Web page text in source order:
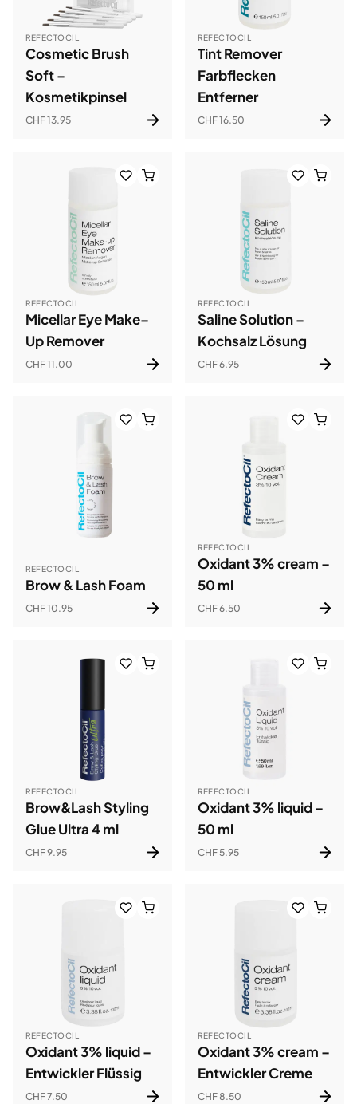
REFECTOCIL
Cosmetic Brush
Soft –
Kosmetikpinsel
CHF 13.95
REFECTOCIL
Tint Remover
Farbflecken
Entferner
CHF 16.50
REFECTOCIL
Micellar Eye Make–
Up Remover
CHF 11.00
REFECTOCIL
Saline Solution –
Kochsalz Lösung
CHF 6.95
REFECTOCIL
Brow & Lash Foam
CHF 10.95
REFECTOCIL
Oxidant 3% cream –
50 ml
CHF 6.50
REFECTOCIL
Brow&Lash Styling
Glue Ultra 4 ml
CHF 9.95
REFECTOCIL
Oxidant 3% liquid –
50 ml
CHF 5.95
REFECTOCIL
Oxidant 3% liquid –
Entwickler Flüssig
CHF 7.50
REFECTOCIL
Oxidant 3% cream –
Entwickler Creme
CHF 8.50